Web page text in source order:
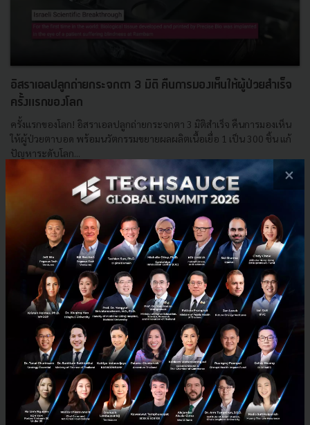
อิสราเอลปลูกถ่ายกระจกตา 3 มิติ คืนการมองเห็นให้ผู้ป่วยสำเร็จ
ครั้งแรกของโลก
ครั้งแรกของโลก! อิสราเอลปลูกถ่ายกระจกตา 3 มิติสำเร็จ คืนการมองเห็น
ให้ผู้ป่วยตาบอด พร้อมนวัตกรรมขยายผลผลิตเนื้อเยื่อ 1 เป็น 300 ชิ้น แก้
ปัญหาระดับโลก...
| ByTechsauce Team
HealthTech 3d-printer Bio-printing
E-mail :contact@techsauce.co
Tel : 02-001-5375
Mobile : 06-4658-9500
×